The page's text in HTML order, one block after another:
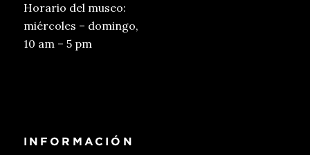
Horario del museo:
miércoles – domingo,
10 am – 5 pm
INFORMACIÓN